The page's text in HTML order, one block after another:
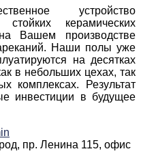
устройство
стойких керамических
Вашем производстве
Наши полы уже
на десятках
в небольших цехах, так
комплексах. Результат
инвестиции в будущее
пр. Ленина 115, офис